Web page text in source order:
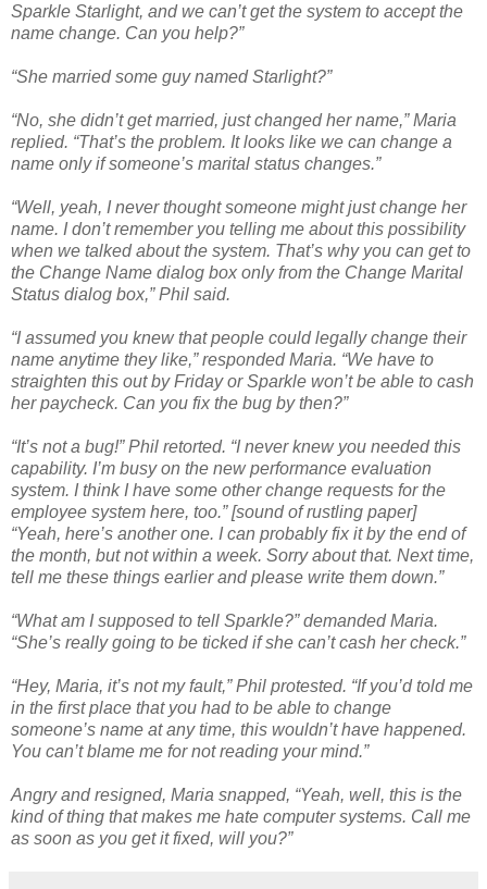
Sparkle Starlight, and we can’t get the system to accept the
name change. Can you help?”
“She married some guy named Starlight?”
“No, she didn’t get married, just changed her name,” Maria
replied. “That’s the problem. It looks like we can change a
name only if someone’s marital status changes.”
“Well, yeah, I never thought someone might just change her
name. I don’t remember you telling me about this possibility
when we talked about the system. That’s why you can get to
the Change Name dialog box only from the Change Marital
Status dialog box,” Phil said.
“I assumed you knew that people could legally change their
name anytime they like,” responded Maria. “We have to
straighten this out by Friday or Sparkle won’t be able to cash
her paycheck. Can you fix the bug by then?”
“It’s not a bug!” Phil retorted. “I never knew you needed this
capability. I’m busy on the new performance evaluation
system. I think I have some other change requests for the
employee system here, too.” [sound of rustling paper]
“Yeah, here’s another one. I can probably fix it by the end of
the month, but not within a week. Sorry about that. Next time,
tell me these things earlier and please write them down.”
“What am I supposed to tell Sparkle?” demanded Maria.
“She’s really going to be ticked if she can’t cash her check.”
“Hey, Maria, it’s not my fault,” Phil protested. “If you’d told me
in the first place that you had to be able to change
someone’s name at any time, this wouldn’t have happened.
You can’t blame me for not reading your mind.”
Angry and resigned, Maria snapped, “Yeah, well, this is the
kind of thing that makes me hate computer systems. Call me
as soon as you get it fixed, will you?”